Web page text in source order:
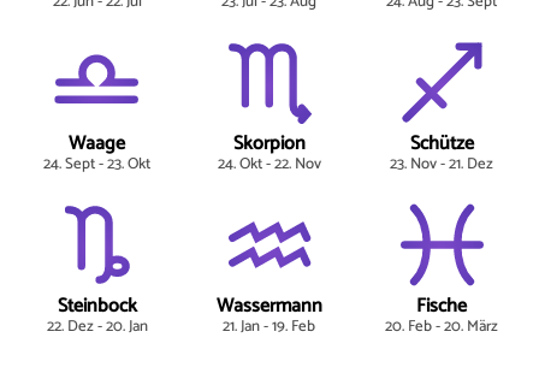
Waage
24. Sept - 23. Okt
Skorpion
24. Okt - 22. Nov
Schütze
23. Nov - 21. Dez
Steinbock
22. Dez - 20. Jan
Wassermann
21. Jan - 19. Feb
Fische
20. Feb - 20. März